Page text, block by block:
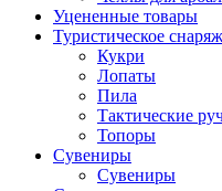
Уцененные товары
Туристическое
Кукри
Лопаты
Пила
Тактические
Топоры
Сувениры
Сувениры